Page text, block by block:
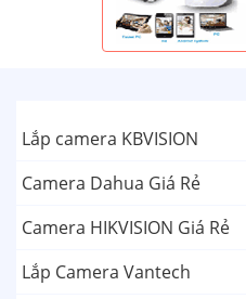
Lắp camera KBVISION
Camera Dahua Giá Rẻ
Camera HIKVISION Giá Rẻ
Lắp Camera Vantech